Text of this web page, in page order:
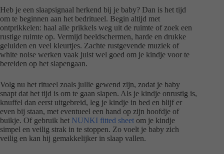
Heb je een slaapsignaal herkend bij je baby? Dan is het tijd
om te beginnen aan het bedritueel. Begin altijd met
ontprikkelen: haal alle prikkels weg uit de ruimte of zoek een
rustige ruimte op. Vermijd beeldschermen, harde en drukke
geluiden en veel kleurtjes. Zachte rustgevende muziek of
white noise werken vaak juist wel goed om je kindje voor te
bereiden op het slapengaan.
Volg nu het ritueel zoals jullie gewend zijn, zodat je baby
snapt dat het tijd is om te gaan slapen. Als je kindje onrustig is,
knuffel dan eerst uitgebreid, leg je kindje in bed en blijf er
even bij staan, met eventueel een hand op zijn hoofdje of
buikje. Of gebruik het NUNKI fitted sheet om je kindje
simpel en veilig strak in te stoppen. Zo voelt je baby zich
veilig en kan hij gemakkelijker in slaap vallen.